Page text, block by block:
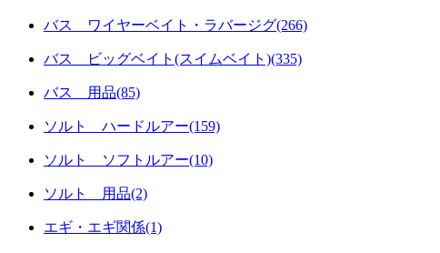
バス ワイヤーベイト・ラバージグ(266)
バス ビッグベイト(スイムベイト)(335)
バス 用品(85)
ソルト ハードルアー(159)
ソルト ソフトルアー(10)
ソルト 用品(2)
エギ・エギ関係(1)